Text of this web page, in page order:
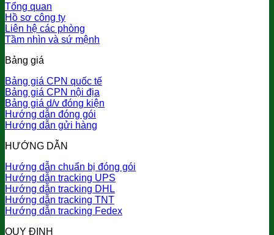
Tổng quan
Hồ sơ công ty
Liên hệ các phòng
Tầm nhìn và sứ mệnh
Bảng giá
Bảng giá CPN quốc tế
Bảng giá CPN nội địa
Bảng giá d/v đóng kiện
Hướng dẫn đóng gói
Hướng dẫn gửi hàng
HƯỚNG DẪN
Hướng dẫn chuẩn bị đóng gói
Hướng dẫn tracking UPS
Hướng dẫn tracking DHL
Hướng dẫn tracking TNT
Hướng dẫn tracking Fedex
QUY ĐỊNH